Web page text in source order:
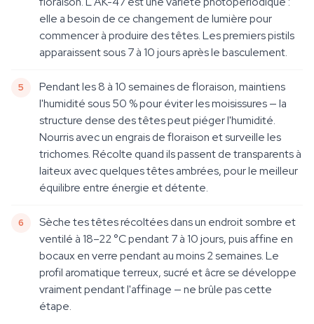
elle a besoin de ce changement de lumière pour
commencer à produire des têtes. Les premiers pistils
apparaissent sous 7 à 10 jours après le basculement.
Pendant les 8 à 10 semaines de floraison, maintiens
l'humidité sous 50 % pour éviter les moisissures — la
structure dense des têtes peut piéger l'humidité.
Nourris avec un engrais de floraison et surveille les
trichomes. Récolte quand ils passent de transparents à
laiteux avec quelques têtes ambrées, pour le meilleur
équilibre entre énergie et détente.
Sèche tes têtes récoltées dans un endroit sombre et
ventilé à 18–22 °C pendant 7 à 10 jours, puis affine en
bocaux en verre pendant au moins 2 semaines. Le
profil aromatique terreux, sucré et âcre se développe
vraiment pendant l'affinage — ne brûle pas cette
étape.